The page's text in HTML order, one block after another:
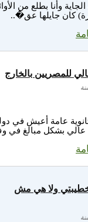
الجاية وأنا بطلع من
كان جايلها عق�..
عامة أعيش في
عالي بشكل مبالغ
للمصريين بالخارج
ولا هي مش